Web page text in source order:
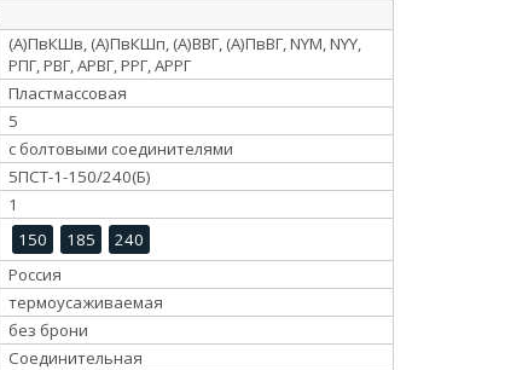
(А)ПвКШв, (А)ПвКШп, (А)ВВГ, (А)ПвВГ, NYM, NYY,
РПГ, РВГ, АРВГ, РРГ, АРРГ
Пластмассовая
5
с болтовыми соединителями
5ПСТ-1-150/240(Б)
1
150 185
240
Россия
термоусаживаемая
без брони
Соединительная